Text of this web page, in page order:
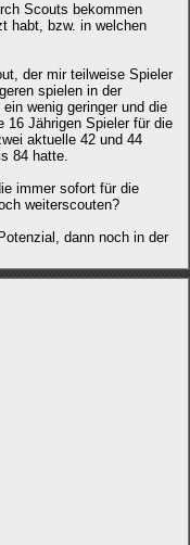
Scouts bekommen
habt, bzw. in welchen
der mir teilweise Spieler
spielen in der
wenig geringer und die
16 Jährigen Spieler für die
aktuelle 42 und 44
84 hatte.
immer sofort für die
weiterscouten?
dann noch in der